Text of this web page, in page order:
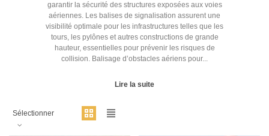
garantir la sécurité des structures exposées aux voies
aériennes. Les balises de signalisation assurent une
visibilité optimale pour les infrastructures telles que les
tours, les pylônes et autres constructions de grande
hauteur, essentielles pour prévenir les risques de
collision. Balisage d’obstacles aériens pour...
Lire la suite
Sélectionner